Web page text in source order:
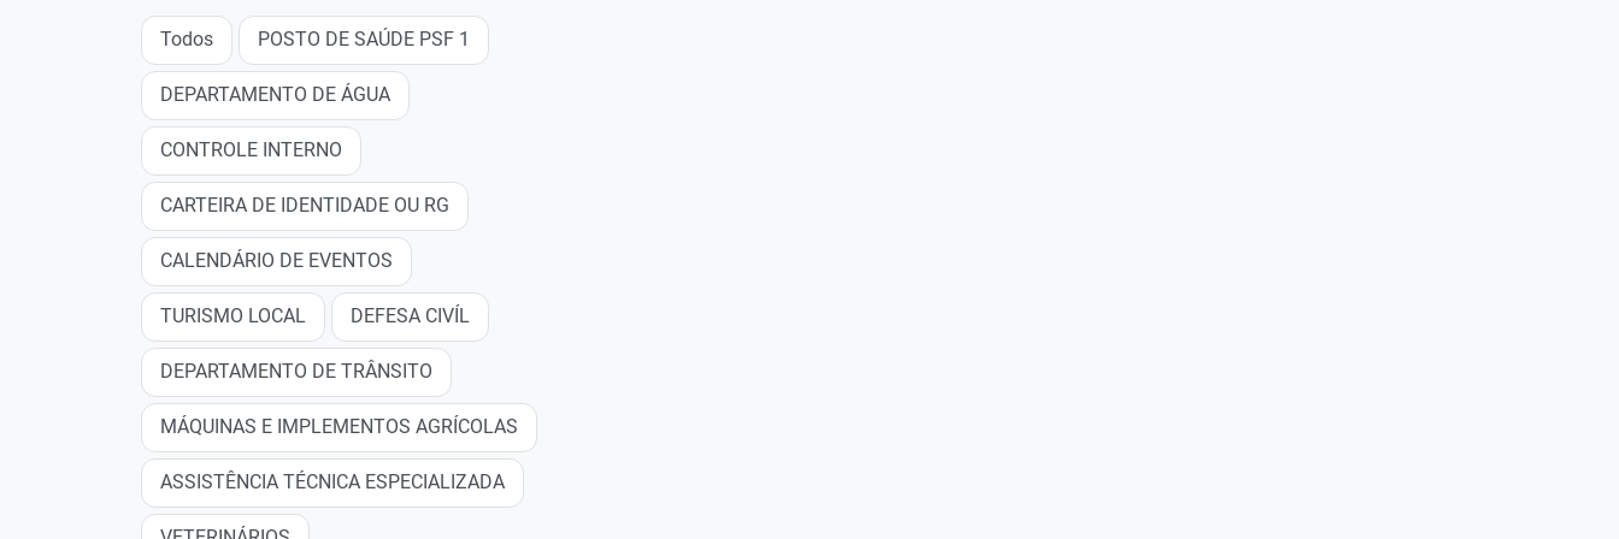
Todos POSTO DE SAÚDE PSF 1
DEPARTAMENTO DE ÁGUA
CONTROLE INTERNO
CARTEIRA DE IDENTIDADE OU RG
CALENDÁRIO DE EVENTOS
TURISMO LOCAL DEFESA CIVÍL
DEPARTAMENTO DE TRÂNSITO
MÁQUINAS E IMPLEMENTOS AGRÍCOLAS
ASSISTÊNCIA TÉCNICA ESPECIALIZADA